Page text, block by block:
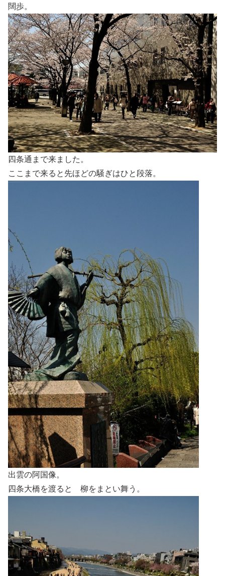
闊歩。
四条通まで来ました。
ここまで来ると先ほどの騒ぎはひと段落。
出雲の阿国像。
四条大橋を渡ると 柳をまとい舞う。